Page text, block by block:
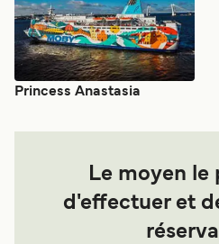
d'entretien. Simplicité des
de débarquement. Dès le petit
Petersbourg est fantastique.
Princess Anastasia
Le moyen le
d'effectuer et